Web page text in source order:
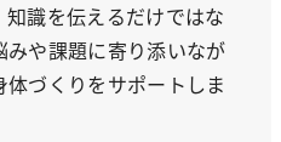
識を伝えるだけではな
や課題に寄り添いなが
づくりをサポートしま